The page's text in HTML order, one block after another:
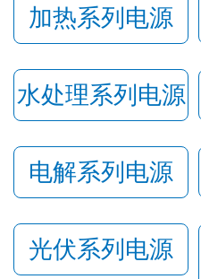
加热系列电源
水处理系列电源
电解系列电源
光伏系列电源